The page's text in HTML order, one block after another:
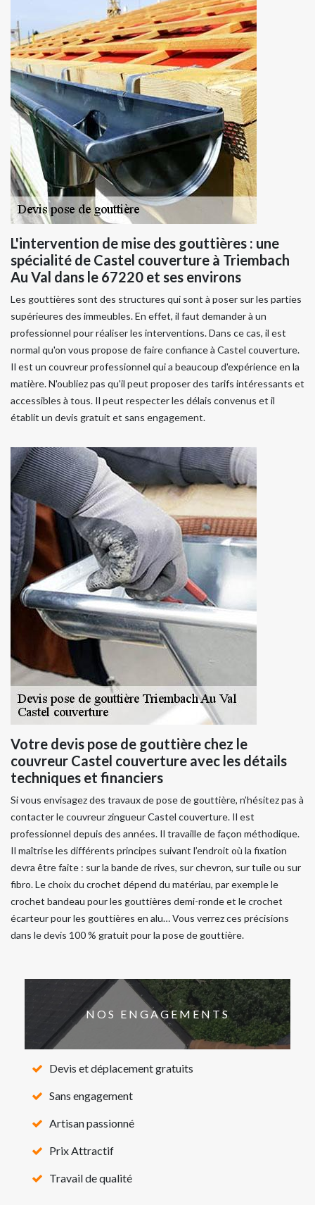
L'intervention de mise des gouttières : une
spécialité de Castel couverture à Triembach
Au Val dans le 67220 et ses environs
Les gouttières sont des structures qui sont à poser sur les parties
supérieures des immeubles. En effet, il faut demander à un
professionnel pour réaliser les interventions. Dans ce cas, il est
normal qu'on vous propose de faire confiance à Castel couverture.
Il est un couvreur professionnel qui a beaucoup d'expérience en la
matière. N'oubliez pas qu'il peut proposer des tarifs intéressants et
accessibles à tous. Il peut respecter les délais convenus et il
établit un devis gratuit et sans engagement.
Votre devis pose de gouttière chez le
couvreur Castel couverture avec les détails
techniques et financiers
Si vous envisagez des travaux de pose de gouttière, n’hésitez pas à
contacter le couvreur zingueur Castel couverture. Il est
professionnel depuis des années. Il travaille de façon méthodique.
Il maîtrise les différents principes suivant l’endroit où la fixation
devra être faite : sur la bande de rives, sur chevron, sur tuile ou sur
fibro. Le choix du crochet dépend du matériau, par exemple le
crochet bandeau pour les gouttières demi-ronde et le crochet
écarteur pour les gouttières en alu… Vous verrez ces précisions
dans le devis 100 % gratuit pour la pose de gouttière.
NOS ENGAGEMENTS
Devis et déplacement gratuits
Sans engagement
Artisan passionné
Prix Attractif
Travail de qualité